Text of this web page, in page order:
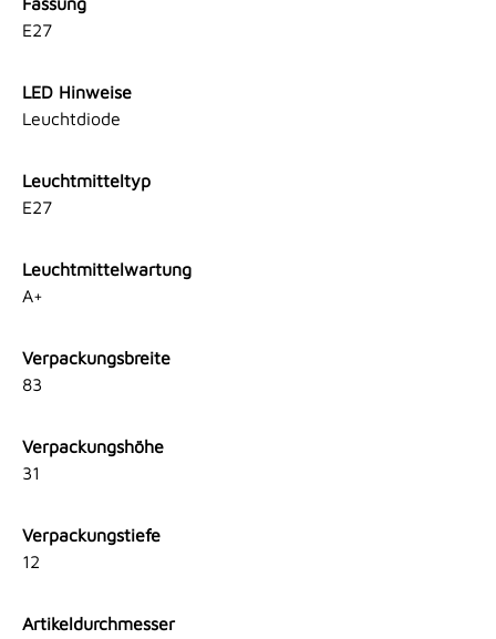
E27
LED Hinweise
Leuchtdiode
Leuchtmitteltyp
E27
Leuchtmittelwartung
A+
Verpackungsbreite
83
Verpackungshöhe
31
Verpackungstiefe
12
Artikeldurchmesser